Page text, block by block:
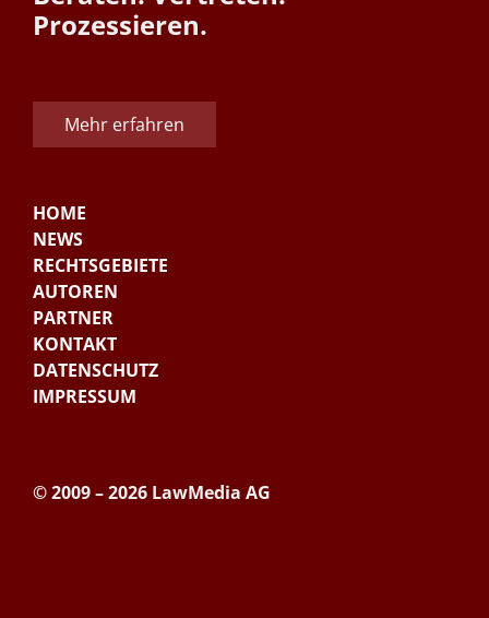
Prozessieren.
Mehr erfahren
HOME
NEWS
RECHTSGEBIETE
AUTOREN
PARTNER
KONTAKT
DATENSCHUTZ
IMPRESSUM
© 2009 – 2026 LawMedia AG